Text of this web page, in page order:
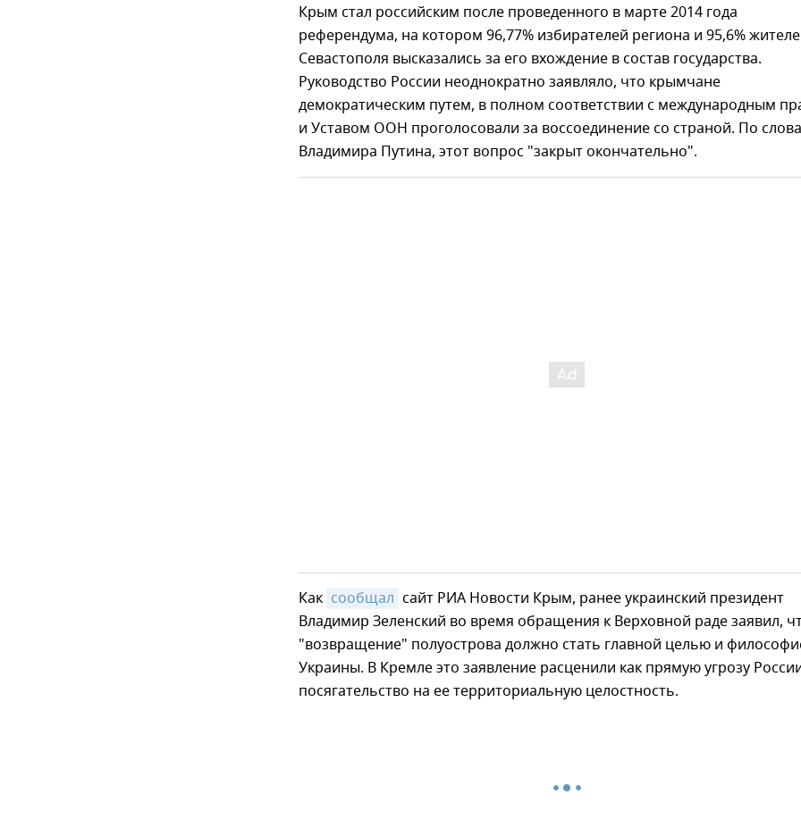
Крым стал российским после проведенного в марте 2014 года
референдума, на котором 96,77% избирателей региона и 95,6%
Севастополя высказались за его вхождение в состав государства.
Руководство России неоднократно заявляло, что крымчане
демократическим путем, в полном соответствии с международным
и Уставом ООН проголосовали за воссоединение со страной. По
Владимира Путина, этот вопрос "закрыт окончательно".
Как сообщал сайт РИА Новости Крым, ранее украинский президент
Владимир Зеленский во время обращения к Верховной раде заявил,
"возвращение" полуострова должно стать главной целью и
Украины. В Кремле это заявление расценили как прямую угрозу
посягательство на ее территориальную целостность.